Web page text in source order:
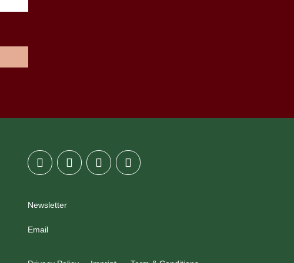
Newsletter
Email